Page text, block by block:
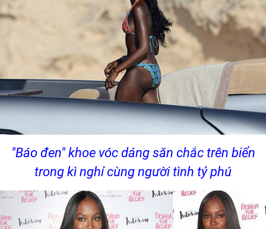
"Báo đen" khoe vóc dáng săn chắc trên biển
trong kì nghỉ cùng người tình tỷ phú